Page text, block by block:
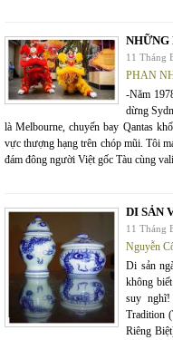
NHỮNG
11 Tháng
PHAN
-Năm
dừng
là Melbourne, chuyến bay Qantas
vực thượng hạng trên chóp mũi. Tôi
đám đông người Việt gốc Tàu cùng
DI SẢN
11 Tháng
Nguyễn
Di sản
không
suy nghĩ!
Tradition
Riêng